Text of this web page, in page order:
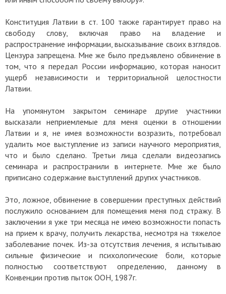
Конституция Латвии в ст. 100 также гарантирует право на
свободу слову, включая право на владение и
распространение информации, высказывание своих взглядов.
Цензура запрещена. Мне же было предъявлено обвинение в
том, что я передал России информацию, которая наносит
ущерб независимости и территориальной целостности
Латвии.
На упомянутом закрытом семинаре другие участники
высказали неприемлемые для меня оценки в отношении
Латвии и я, не имея возможности возразить, потребовал
удалить мое выступление из записи научного мероприятия,
что и было сделано. Третьи лица сделали видеозапись
семинара и распространили в интернете. Мне же было
приписано содержание выступлений других участников.
Это, ложное, обвинение в совершении преступных действий
послужило основанием для помещения меня под стражу. В
заключении я уже три месяца не имею возможности попасть
на прием к врачу, получить лекарства, несмотря на тяжелое
заболевание почек. Из-за отсутствия лечения, я испытываю
сильные физические и психологические боли, которые
полностью соответствуют определению, данному в
Конвенции против пыток ООН, 1987г.